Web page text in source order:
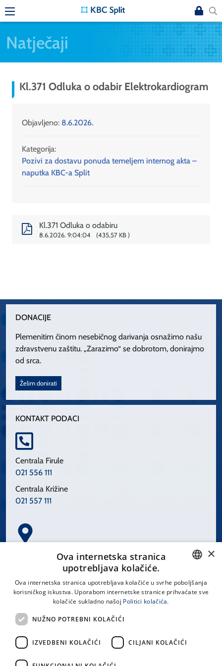
Natječaji
Kl.371 Odluka o odabir Elektrokardiogram
Objavljeno: 8.6.2026.
Kategorija:
Pozivi za dostavu ponuda temeljem internog akta –
naputka KBC-a Split
Kl.371 Odluka o odabiru
8.6.2026. 9:04:04 435,57 KB
DONACIJE
Plemenitim činom nesebičnog darivanja osnažimo našu
zdravstvenu zaštitu. „Zarazimo“ se dobrotom, donirajmo
od srca.
Želim donirati
KONTAKT PODACI
Centrala Firule
021 556 111
Centrala Križine
021 557 111
Spinčićeva 1, 21000 Split
LINKOVI
Uvjeti korištenja
CROATIAN
×
Ova internetska stranica
upotrebljava kolačiće.
Ova internetska stranica upotrebljava kolačiće u svrhe poboljšanja
korisničkog iskustva. Uporabom internetske stranice prihvaćate sve
kolačiće sukladno našoj Politici kolačića.
NUŽNO POTREBNI KOLAČIĆI
IZVEDBENI KOLAČIĆI CILJANI KOLAČIĆI